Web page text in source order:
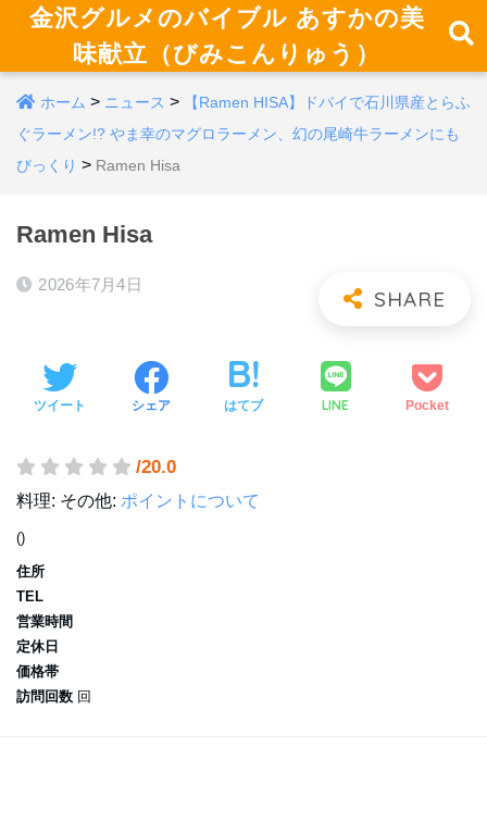
金沢グルメのバイブル あすかの美
味献立（びみこんりゅう）
ホーム > ニュース >
【Ramen HISA】ドバイで石川県産とらふ
ぐラーメン!? やま幸のマグロラーメン、幻の尾崎牛ラーメンにも
びっくり > Ramen Hisa
Ramen Hisa
2026年7月4日
ツイート シェア はてブ LINE Pocket
/20.0
料理: その他: ポイントについて
()
住所
TEL
営業時間
定休日
価格帯
訪問回数 回